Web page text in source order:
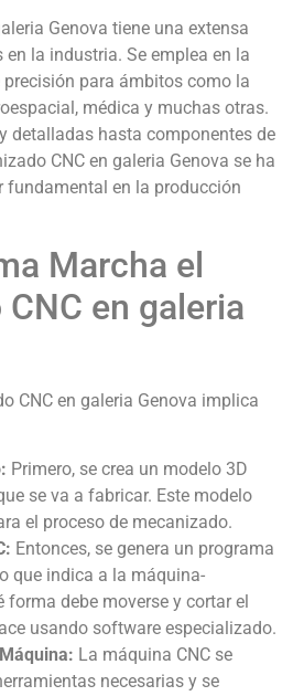
Genova tiene una extensa
la industria. Se emplea en la
para ámbitos como la
médica y muchas otras.
detalladas hasta componentes de
CNC en galeria Genova se ha
en la producción
Marcha el
en galeria
CNC en galeria Genova implica
Primero, se crea un modelo 3D
se va a fabricar. Este modelo
el proceso de mecanizado.
Entonces, se genera un programa
que indica a la máquina-
forma debe moverse y cortar el
usando software especializado.
La máquina CNC se
necesarias y se